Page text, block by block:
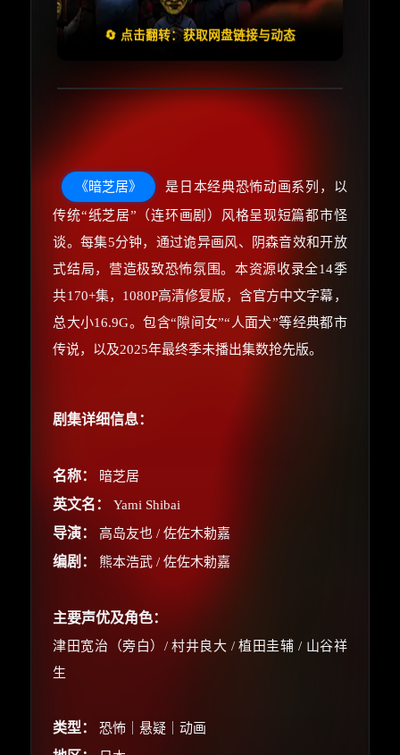
🔄 点击翻转：获取网盘链接与动态
失效请反馈
🧧️
天天领红包
《暗芝居》
是日本经典恐怖动画系列，以
传统“纸芝居”（连环画剧）风格呈现短篇都市怪
谈。每集5分钟，通过诡异画风、阴森音效和开放
式结局，营造极致恐怖氛围。本资源收录全14季
共170+集，1080P高清修复版，含官方中文字幕，
总大小16.9G。包含“隙间女”“人面犬”等经典都市
传说，以及2025年最终季未播出集数抢先版。
剧集详细信息：
名称： 暗芝居
英文名： Yami Shibai
导演： 高岛友也 / 佐佐木勅嘉
编剧： 熊本浩武 / 佐佐木勅嘉
主要声优及角色：
津田宽治（旁白）/ 村井良大 / 植田圭辅 / 山谷祥
生
类型： 恐怖｜悬疑｜动画